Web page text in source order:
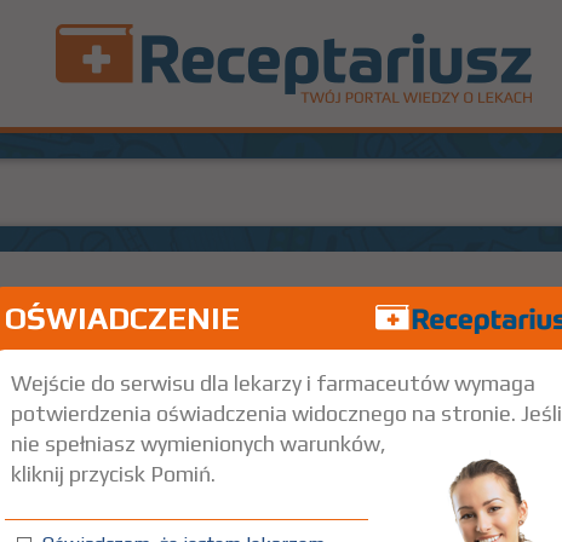
56 szt. Doustnie
OŚWIADCZENIE
Wejście do serwisu dla lekarzy i farmaceutów wymaga
potwierdzenia oświadczenia widocznego na stronie. Jeśli
nie spełniasz wymienionych warunków,
kliknij przycisk Pomiń.